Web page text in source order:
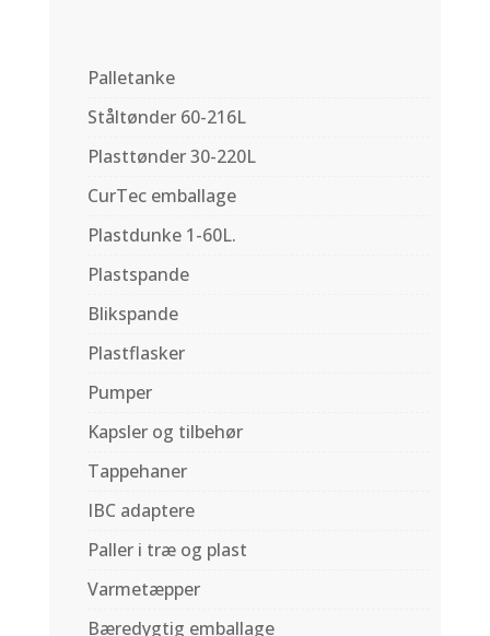
Palletanke
Ståltønder 60-216L
Plasttønder 30-220L
CurTec emballage
Plastdunke 1-60L.
Plastspande
Blikspande
Plastflasker
Pumper
Kapsler og tilbehør
Tappehaner
IBC adaptere
Paller i træ og plast
Varmetæpper
Bæredygtig emballage